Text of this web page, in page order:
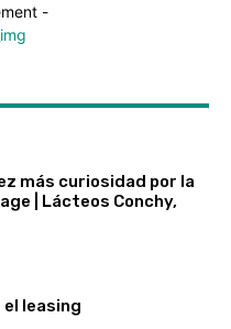
-
más curiosidad por la
| Lácteos Conchy,
el leasing